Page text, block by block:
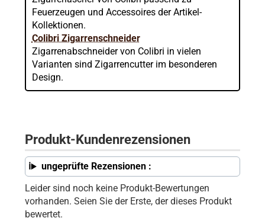
Feuerzeugen und Accessoires der Artikel-
Kollektionen.
Colibri Zigarrenschneider
Zigarrenabschneider von Colibri in vielen
Varianten sind Zigarrencutter im besonderen
Design.
Produkt-Kundenrezensionen
ungeprüfte Rezensionen :
Leider sind noch keine Produkt-Bewertungen
vorhanden. Seien Sie der Erste, der dieses Produkt
bewertet.